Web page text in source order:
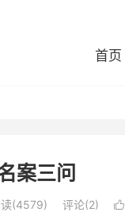
首页
案三问
(4579) 评论(2) 